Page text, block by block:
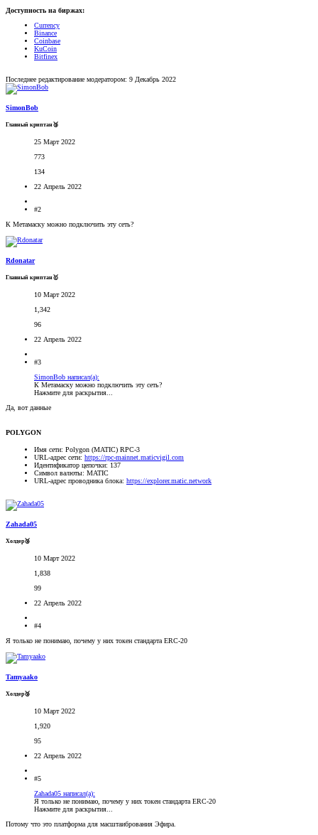
Доступность на биржах:
Currency
Binance
Coinbase
KuCoin
Bitfinex
Последнее редактирование модератором: 9 Декабрь 2022
SimonBob
Главный криптан🥉
25 Март 2022
773
134
22 Апрель 2022
#2
К Метамаску можно подключить эту сеть?
Rdonatar
Главный криптан🥇
10 Март 2022
1,342
96
22 Апрель 2022
#3
SimonBob написал(а):
К Метамаску можно подключить эту сеть?
Нажмите для раскрытия...
Да, вот данные
POLYGON
Имя сети: Polygon (MATIC) RPC-3
URL-адрес сети: https://rpc-mainnet.maticvigil.com
Идентификатор цепочки: 137
Символ валюты: MATIC
URL-адрес проводника блока: https://explorer.matic.network
Zahada05
Холдер🥉
10 Март 2022
1,838
99
22 Апрель 2022
#4
Я только не понимаю, почему у них токен стандарта ERC-20
Tamyaako
Холдер🥉
10 Март 2022
1,920
95
22 Апрель 2022
#5
Zahada05 написал(а):
Я только не понимаю, почему у них токен стандарта ERC-20
Нажмите для раскрытия...
Потому что это платформа для масштаибрования Эфира.